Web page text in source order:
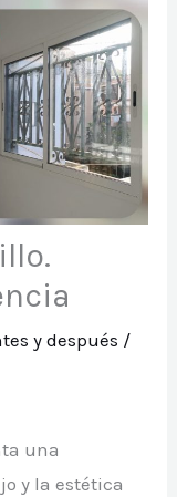
y después /
una
y la estética